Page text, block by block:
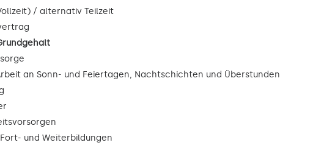
/ alternativ Teilzeit
an Sonn- und Feiertagen, Nachtschichten und Überstunden
und Weiterbildungen